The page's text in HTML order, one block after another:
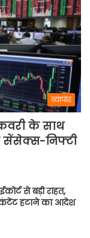
व्यापार
के साथ
सेंसेक्स-निफ्टी
से बड़ी राहत,
कंटेंट हटाने का आदेश